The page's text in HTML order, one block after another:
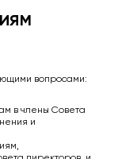
вопросами:
в члены Совета
и